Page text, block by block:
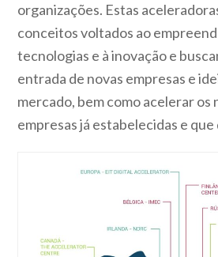
organizações. Estas
conceitos voltados ao
tecnologias e à inovação e
entrada de novas empresas e
mercado, bem como acelerar os
empresas já estabelecidas e que